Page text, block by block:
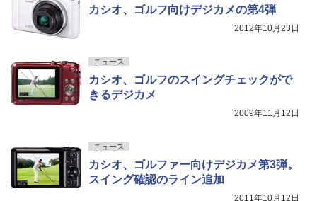
カシオ、ゴルフ向けデジカメの第4弾
2012年10月23日
ニュース
カシオ、ゴルフのスイングチェックがで
きるデジカメ
2009年11月12日
ニュース
カシオ、ゴルファー向けデジカメ第3弾。
スイング確認のライン追加
2011年10月12日